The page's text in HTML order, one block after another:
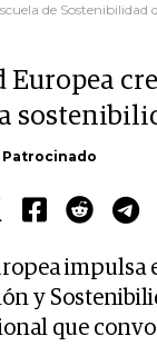
de Sostenibilidad
impulsa
y
que